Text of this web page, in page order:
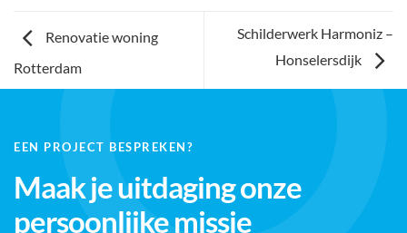
Renovatie woning
Rotterdam
Schilderwerk Harmoniz –
Honselersdijk
EEN PROJECT BESPREKEN?
Maak je uitdaging onze
persoonlijke missie